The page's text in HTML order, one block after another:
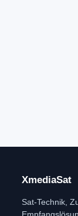
XmediaSat
Sat-Technik,